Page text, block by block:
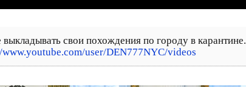
свои похождения по городу в карантине.
user/DEN777NYC/videos